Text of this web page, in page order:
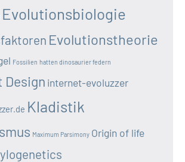
Evolutionsbiologie
Evolutionstheorie
Fossilien hatten dinosaurier federn
Design internet-evoluzzer
Kladistik
Maximum Parsimony Origin of life